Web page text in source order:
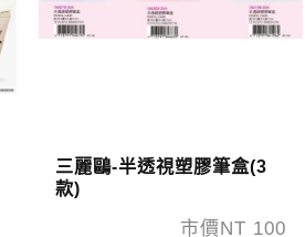
三麗鷗-半透視塑膠筆盒(3
款)
市價NT 100